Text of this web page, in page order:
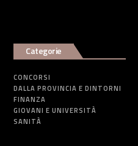
Categorie
CONCORSI
DALLA PROVINCIA E DINTORNI
FINANZA
GIOVANI E UNIVERSITÀ
SANITÀ